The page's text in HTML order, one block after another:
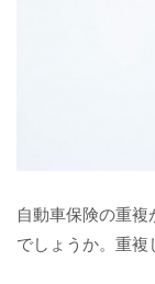
自動車保険の重
でしょうか。重複